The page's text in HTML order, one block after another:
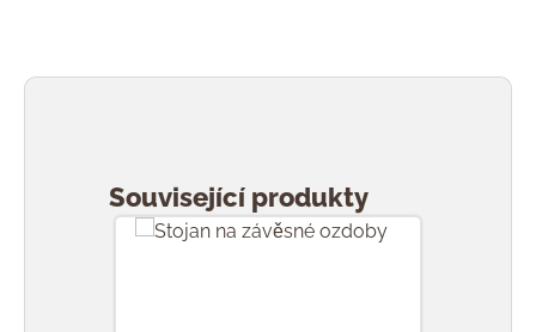
Související produkty